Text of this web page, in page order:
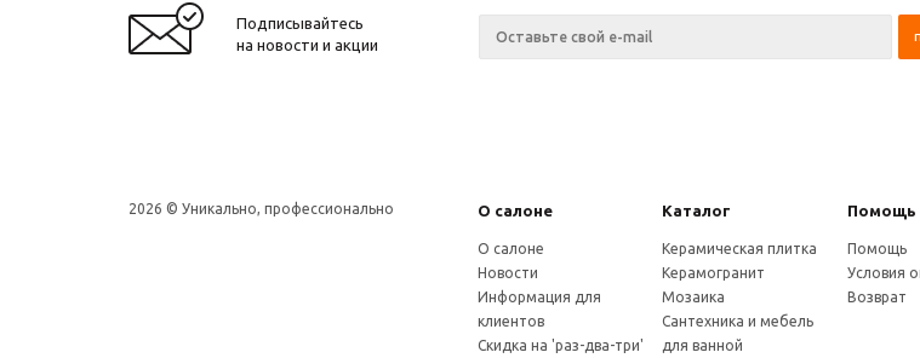
Подписывайтесь
на новости и акции
2026 © Уникально, профессионально О салоне Каталог Помощь
О салоне
Новости
Информация для
клиентов
Скидка на 'раз-два-три'
Керамическая плитка
Керамогранит
Мозаика
Сантехника и мебель
для ванной
Помощь
Условия
Возврат